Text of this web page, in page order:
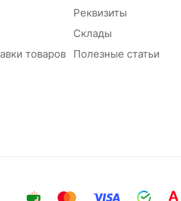
товаров
Реквизиты
Склады
Полезные статьи